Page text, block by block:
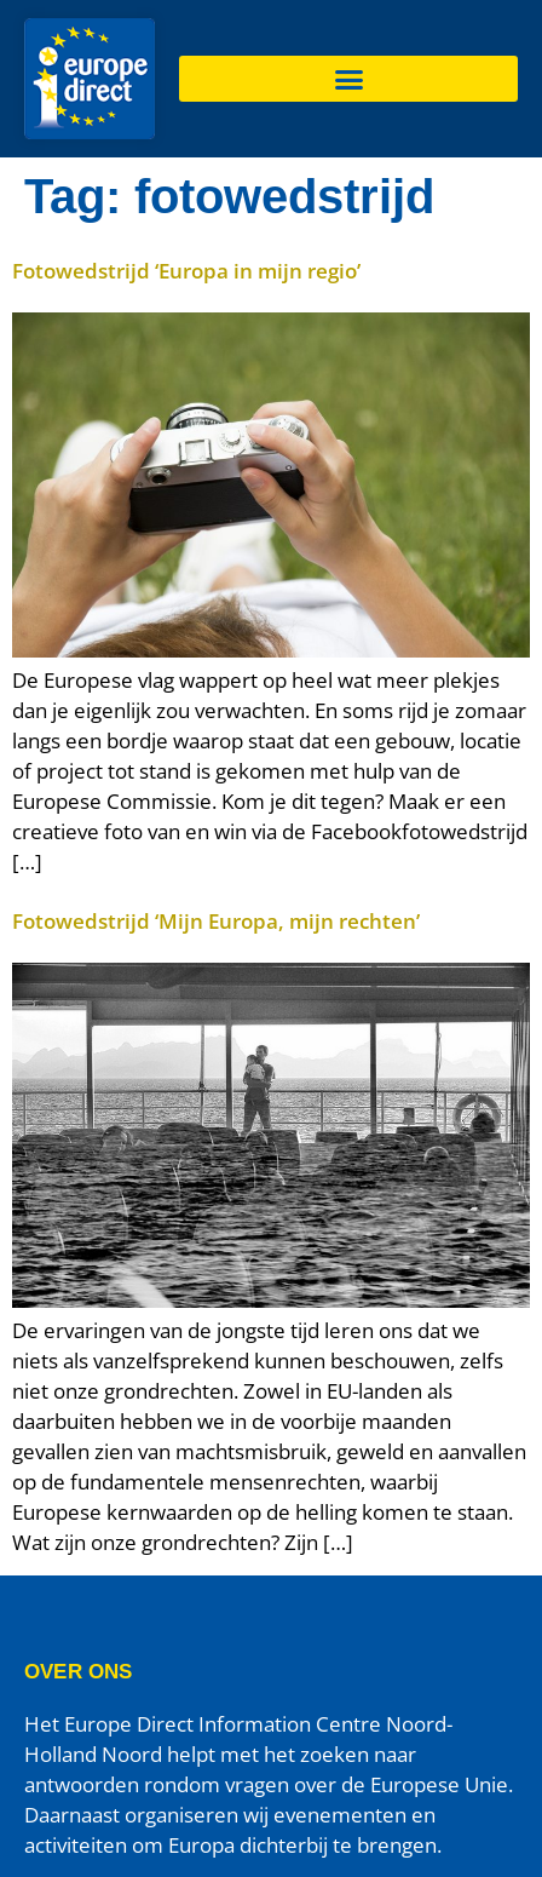
de
inhoud
Tag: fotowedstrijd
Fotowedstrijd ‘Europa in mijn regio’
De Europese vlag wappert op heel wat meer plekjes
dan je eigenlijk zou verwachten. En soms rijd je zomaar
langs een bordje waarop staat dat een gebouw, locatie
of project tot stand is gekomen met hulp van de
Europese Commissie. Kom je dit tegen? Maak er een
creatieve foto van en win via de Facebookfotowedstrijd
[…]
Fotowedstrijd ‘Mijn Europa, mijn rechten’
De ervaringen van de jongste tijd leren ons dat we
niets als vanzelfsprekend kunnen beschouwen, zelfs
niet onze grondrechten. Zowel in EU-landen als
daarbuiten hebben we in de voorbije maanden
gevallen zien van machtsmisbruik, geweld en aanvallen
op de fundamentele mensenrechten, waarbij
Europese kernwaarden op de helling komen te staan.
Wat zijn onze grondrechten? Zijn […]
OVER ONS
Het Europe Direct Information Centre Noord-
Holland Noord helpt met het zoeken naar
antwoorden rondom vragen over de Europese Unie.
Daarnaast organiseren wij evenementen en
activiteiten om Europa dichterbij te brengen.